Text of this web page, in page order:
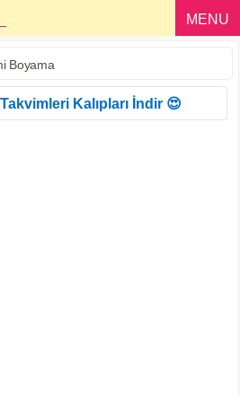
MENU
Boyama
Takvimleri Kalıpları İndir 😍